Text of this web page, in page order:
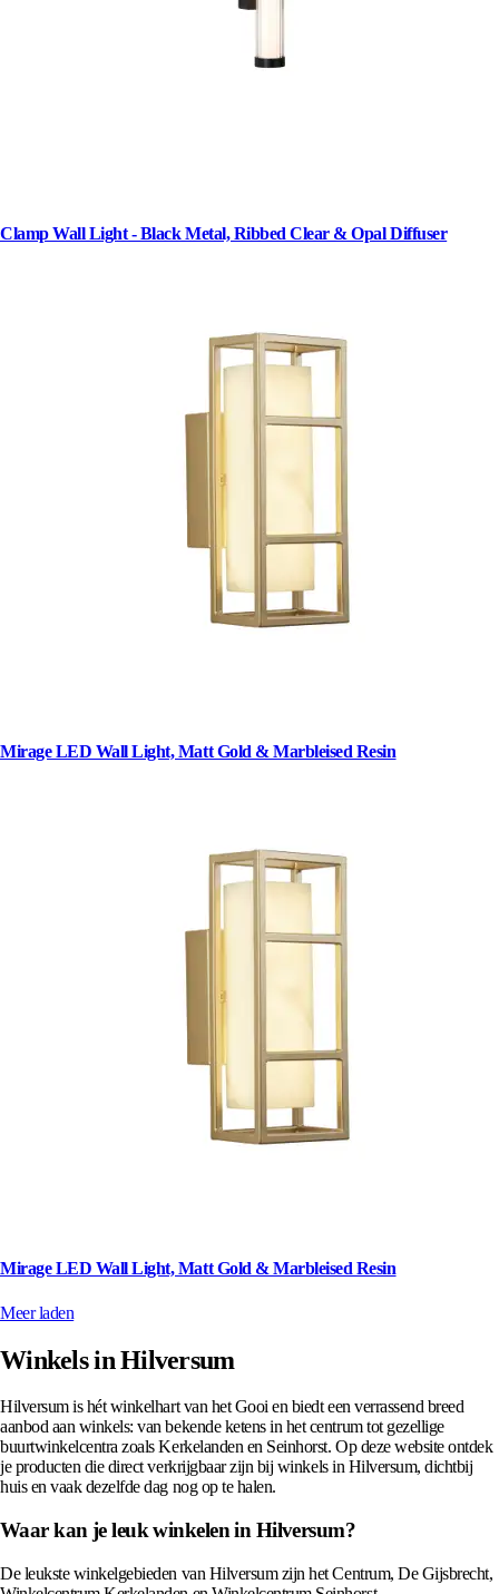
Clamp Wall Light - Black Metal, Ribbed Clear & Opal Diffuser
Mirage LED Wall Light, Matt Gold & Marbleised Resin
Mirage LED Wall Light, Matt Gold & Marbleised Resin
Meer laden
Winkels in Hilversum
Hilversum is hét winkelhart van het Gooi en biedt een verrassend breed
aanbod aan winkels: van bekende ketens in het centrum tot gezellige
buurtwinkelcentra zoals Kerkelanden en Seinhorst. Op deze website ontdek
je producten die direct verkrijgbaar zijn bij winkels in Hilversum, dichtbij
huis en vaak dezelfde dag nog op te halen.
Waar kan je leuk winkelen in Hilversum?
De leukste winkelgebieden van Hilversum zijn het Centrum, De Gijsbrecht,